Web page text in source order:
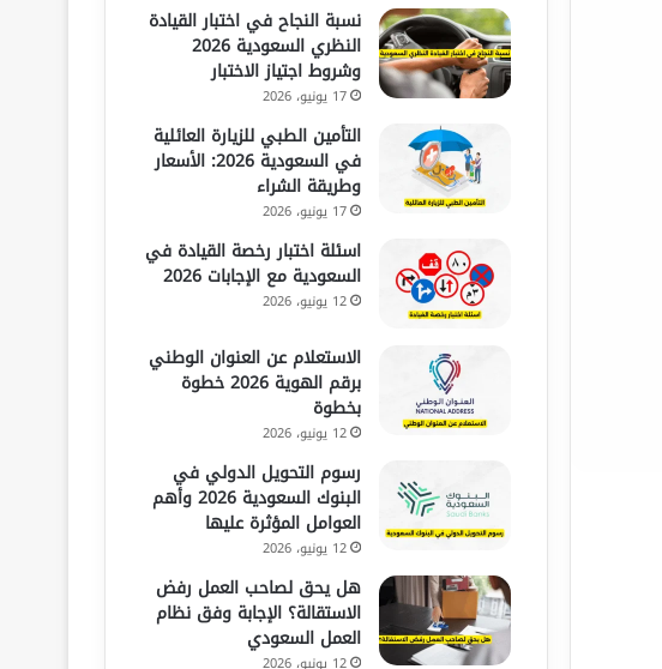
نسبة النجاح في اختبار القيادة
النظري السعودية 2026
وشروط اجتياز الاختبار
17 يونيو، 2026
التأمين الطبي للزيارة العائلية
في السعودية 2026: الأسعار
وطريقة الشراء
17 يونيو، 2026
اسئلة اختبار رخصة القيادة في
السعودية مع الإجابات 2026
12 يونيو، 2026
الاستعلام عن العنوان الوطني
برقم الهوية 2026 خطوة
بخطوة
12 يونيو، 2026
رسوم التحويل الدولي في
البنوك السعودية 2026 وأهم
العوامل المؤثرة عليها
12 يونيو، 2026
هل يحق لصاحب العمل رفض
الاستقالة؟ الإجابة وفق نظام
العمل السعودي
12 يونيو، 2026